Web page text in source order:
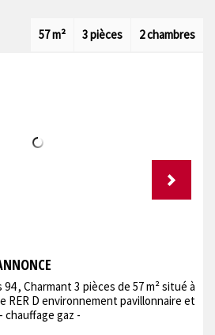
2 chambres
3 pièces
57 m²
, Charmant 3 pièces de 57 m² situé à
RER D environnement pavillonnaire et
chauffage gaz -